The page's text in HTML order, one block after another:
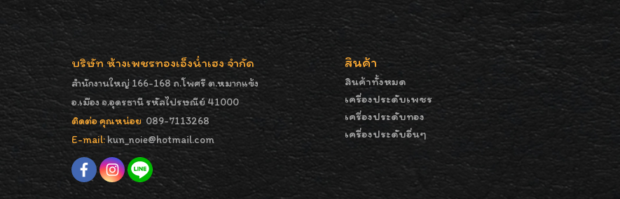
บริษัท ห้างเพชรทองเอ็งน่ำเฮง จำกัด
สำนักงานใหญ่ 166-168 ถ.โพศรี ต.หมากแข้ง
อ.เมือง จ.อุดรธานี รหัสไปรษณีย์ 41000
ติดต่อ คุณหน่อย 089-7113268
E-mail:kun_noie@hotmail.com
สินค้า
สินค้าทั้งหมด
เครื่องประดับเพชร
เครื่องประดับทอง
เครื่องประดับอื่นๆ